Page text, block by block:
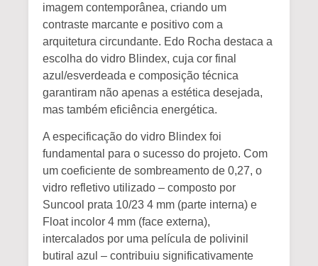
imagem contemporânea, criando um
contraste marcante e positivo com a
arquitetura circundante. Edo Rocha destaca a
escolha do vidro Blindex, cuja cor final
azul/esverdeada e composição técnica
garantiram não apenas a estética desejada,
mas também eficiência energética.
A especificação do vidro Blindex foi
fundamental para o sucesso do projeto. Com
um coeficiente de sombreamento de 0,27, o
vidro refletivo utilizado – composto por
Suncool prata 10/23 4 mm (parte interna) e
Float incolor 4 mm (face externa),
intercalados por uma película de polivinil
butiral azul – contribuiu significativamente